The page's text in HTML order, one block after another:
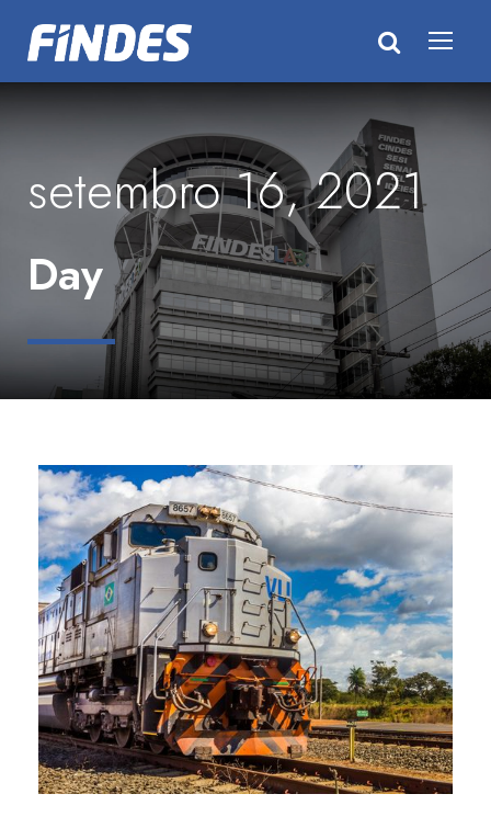
setembro 16, 2021
Day